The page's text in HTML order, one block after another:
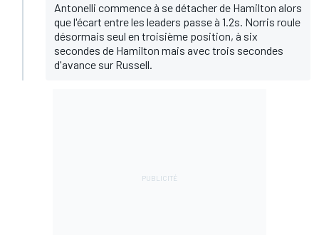
Antonelli commence à se détacher de Hamilton alors
que l'écart entre les leaders passe à 1.2s. Norris roule
désormais seul en troisième position, à six
secondes de Hamilton mais avec trois secondes
d'avance sur Russell.